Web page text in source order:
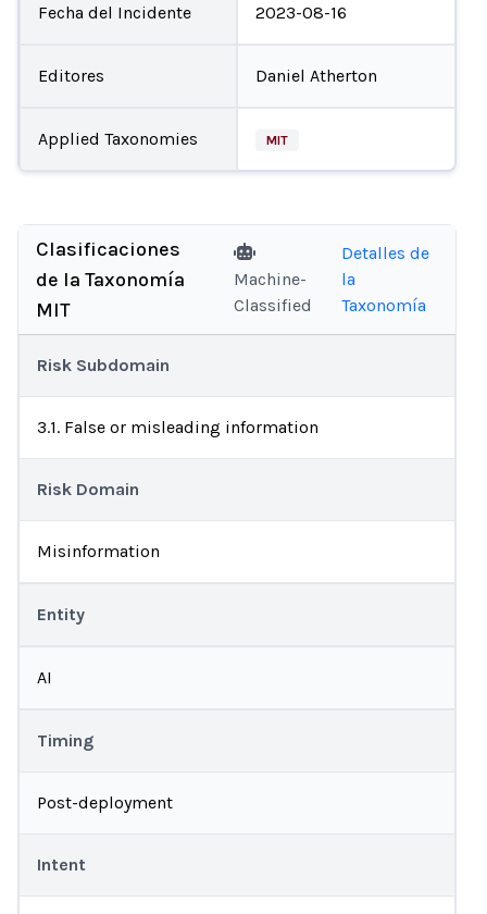
Fecha del Incidente 2023-08-16
Editores Daniel Atherton
Applied Taxonomies MIT
Clasificaciones
de la Taxonomía
MIT
Machine-
Classified
Detalles de
la
Taxonomía
Risk Subdomain
3.1. False or misleading information
Risk Domain
Misinformation
Entity
AI
Timing
Post-deployment
Intent